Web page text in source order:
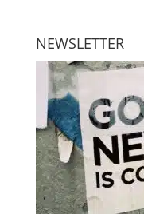
NEWSLETTER